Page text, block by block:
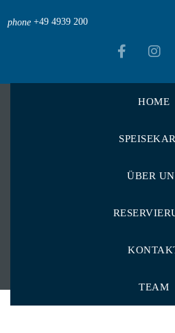
phone +49 4939 200
HOME
ÜBER
TEAM
Strandcafé Baltrum >